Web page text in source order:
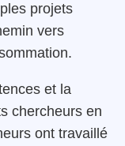
projets
vers
et la
chercheurs en
ont travaillé